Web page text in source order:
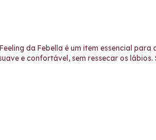
da Febella é um item essencial
e confortável, sem ressecar os